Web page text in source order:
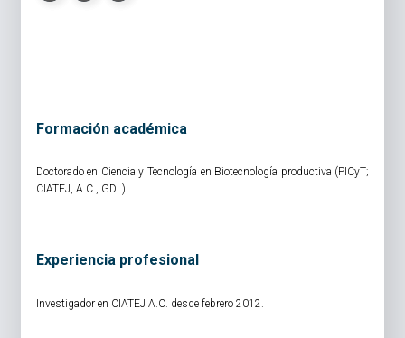
Formación académica
Doctorado en Ciencia y Tecnología en Biotecnología productiva (PICyT;
CIATEJ, A.C., GDL).
Experiencia profesional
Investigador en CIATEJ A.C. desde febrero 2012.